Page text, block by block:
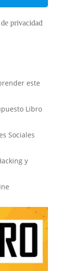
privacidad
este
Libro
Sociales
y